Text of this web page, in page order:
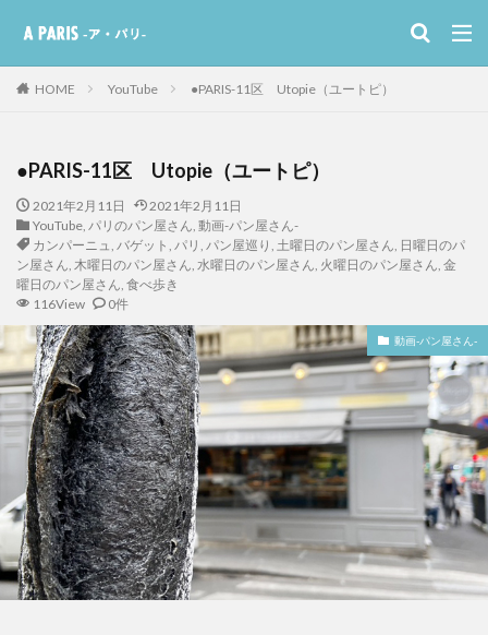
HOME YouTube ●PARIS-11区 Utopie（ユートピ）
●PARIS-11区 Utopie（ユートピ）
2021年2月11日
2021年2月11日
YouTube, パリのパン屋さん, 動画-パン屋さん-
カンパーニュ, バゲット , パリ , パン屋巡り , 土曜日のパン屋さん, 日曜日のパ
ン屋さん, 木曜日のパン屋さん, 水曜日のパン屋さん, 火曜日のパン屋さん, 金
曜日のパン屋さん, 食べ歩き
116View
0件
動画-パン屋さん-